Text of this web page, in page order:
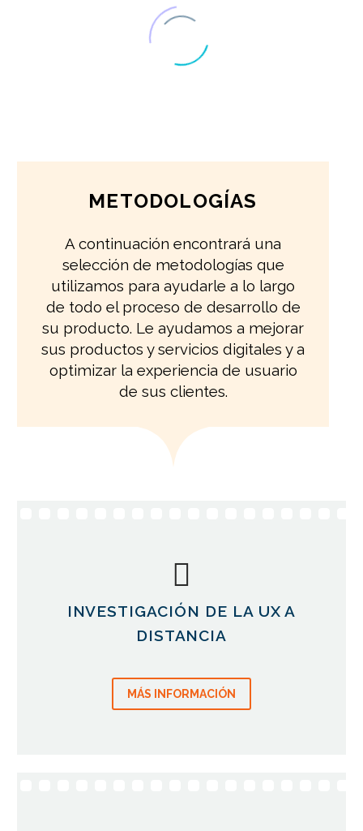
METODOLOGÍAS
A continuación encontrará una
selección de metodologías que
utilizamos para ayudarle a lo largo
de todo el proceso de desarrollo de
su producto. Le ayudamos a mejorar
sus productos y servicios digitales y a
optimizar la experiencia de usuario
de sus clientes.
INVESTIGACIÓN DE LA UX A
DISTANCIA
MÁS INFORMACIÓN